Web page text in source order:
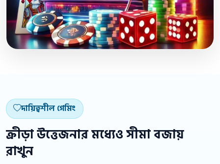
দায়িত্বশীল গেমিং
ক্রীড়া উত্তেজনার মধ্যেও সীমা বজায়
রাখুন